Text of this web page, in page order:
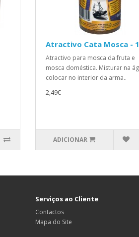
Atractivo Cata Mosca -
Atractivo para mosca da fruta e
mosca doméstica. Misturar na
colocar no interior da arma..
2,49€
ADICIONAR
Serviços ao Cliente
Contactos
Mapa do Site